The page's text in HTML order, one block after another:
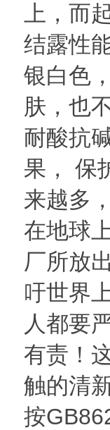
上，而
结露性
银白色
肤，也
耐酸抗
果， 保
来越多
在地球
厂所放
吁世界
人都要
有责！
触的清
按